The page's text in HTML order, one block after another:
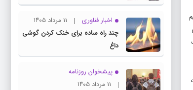
اخبار فناوری
۱۱ مرداد ۱۴۰۵
چند راه‌ ساده برای خنک کردن گوشی
داغ
پیشخوان روزنامه
۱۱ مرداد ۱۴۰۵